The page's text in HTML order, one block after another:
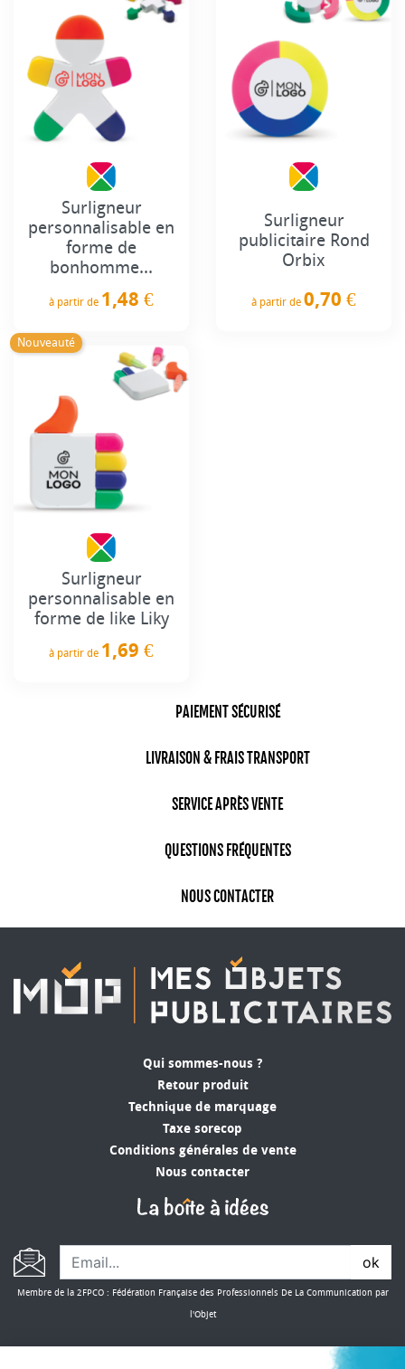
Surligneur
personnalisable en
forme de
bonhomme...
à partir de 1,48 €
Surligneur
publicitaire Rond
Orbix
à partir de 0,70 €
Nouveauté
Surligneur
personnalisable en
forme de like Liky
à partir de 1,69 €
PAIEMENT SÉCURISÉ
LIVRAISON & FRAIS TRANSPORT
SERVICE APRÈS VENTE
QUESTIONS FRÉQUENTES
NOUS CONTACTER
Qui sommes-nous ?
Retour produit
Technique de marquage
Taxe sorecop
Conditions générales de vente
Nous contacter
ok
Membre de la 2FPCO : Fédération Française des Professionnels De La Communication par
l'Objet